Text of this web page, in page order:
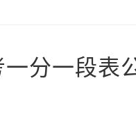
分一段表